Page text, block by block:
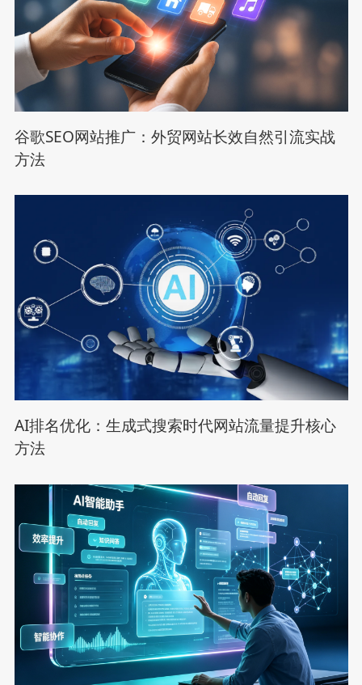
谷歌SEO网站推广：外贸网站长效自然引流实战
方法
AI排名优化：生成式搜索时代网站流量提升核心
方法